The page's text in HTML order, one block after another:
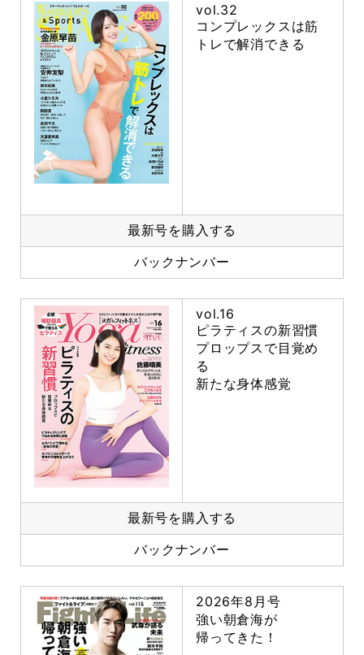
vol.32
コンプレックスは筋
トレで解消できる
最新号を購入する
バックナンバー
vol.16
ピラティスの新習慣
プロップスで目覚め
る
新たな身体感覚
最新号を購入する
バックナンバー
2026年8月号
強い朝倉海が
帰ってきた！